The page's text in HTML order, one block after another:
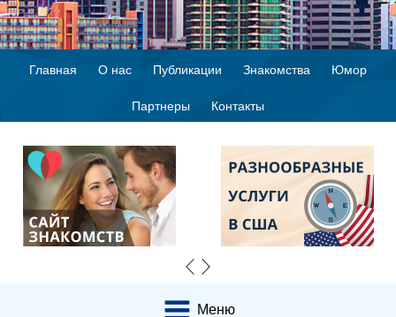
Главная О нас Публикации Знакомства Юмор
Партнеры Контакты
Меню